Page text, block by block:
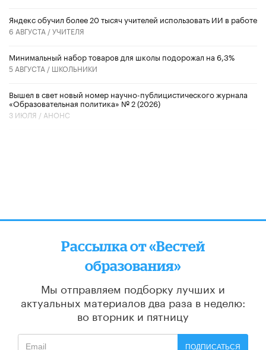
​Яндекс обучил более 20 тысяч учителей использовать ИИ в работе
6 АВГУСТА /УЧИТЕЛЯ
Минимальный набор товаров для школы подорожал на 6,3%
5 АВГУСТА / ШКОЛЬНИКИ
Вышел в свет новый номер научно-публицистического журнала
«Образовательная политика» № 2 (2026)
3 ИЮЛЯ / АНОНС
Рассылка от «Вестей
образования»
Мы отправляем подборку лучших и
актуальных материалов два раза в неделю:
во вторник и пятницу
ПОДПИСАТЬСЯ